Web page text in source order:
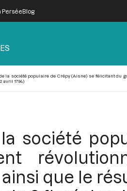
PerséeBlog
la société populaire de Crépy (Aisne) se félicitant du
avril 1794)
société
que le